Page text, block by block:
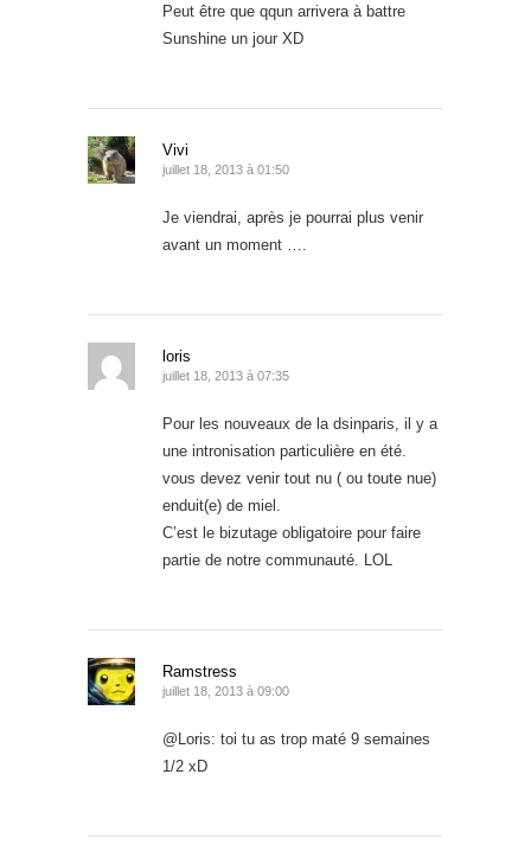
Peut être que qqun arrivera à battre
Sunshine un jour XD
Vivi
juillet 18, 2013 à 01:50
Je viendrai, après je pourrai plus venir
avant un moment ….
loris
juillet 18, 2013 à 07:35
Pour les nouveaux de la dsinparis, il y a
une intronisation particulière en été.
vous devez venir tout nu ( ou toute nue)
enduit(e) de miel.
C’est le bizutage obligatoire pour faire
partie de notre communauté. LOL
Ramstress
juillet 18, 2013 à 09:00
@Loris: toi tu as trop maté 9 semaines
1/2 xD